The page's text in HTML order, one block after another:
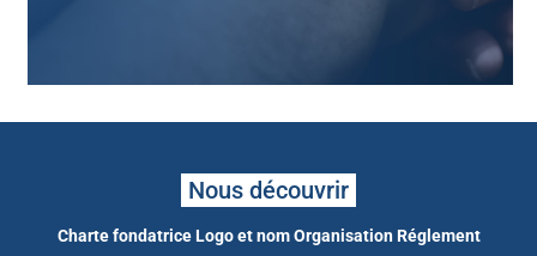
Nous découvrir
Charte fondatrice Logo et nom Organisation Réglement